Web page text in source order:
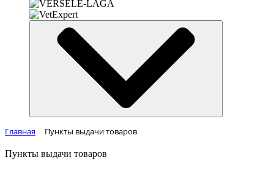
Главная Пункты выдачи товаров
Пункты выдачи товаров